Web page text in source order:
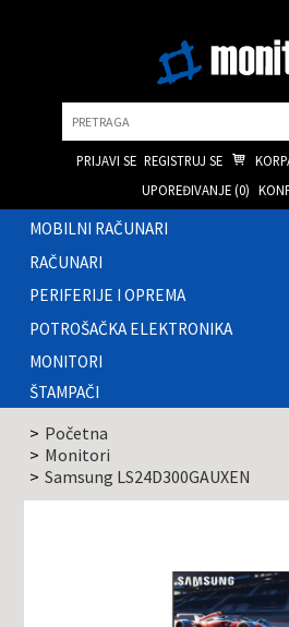
PRIJAVI SE REGISTRUJ SE
UPOREĐIVANJE (0)
MOBILNI RAČUNARI
RAČUNARI
PERIFERIJE I OPREMA
POTROŠAČKA ELEKTRONIKA
MONITORI
ŠTAMPAČI
Početna
Monitori
Samsung LS24D300GAUXEN